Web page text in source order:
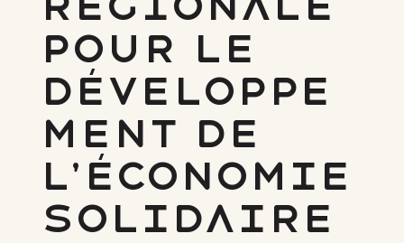
pour le
Développe
ment de
l’Économie
Solidaire